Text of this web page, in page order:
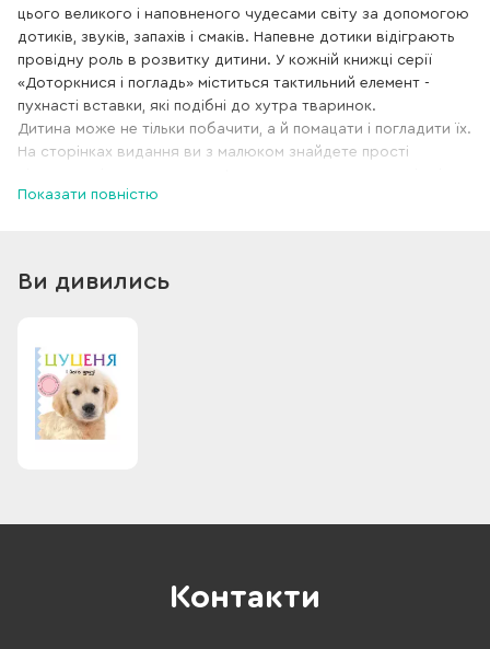
цього великого і наповненого чудесами світу за допомогою
дотиків, звуків, запахів і смаків. Напевне дотики відіграють
провідну роль в розвитку дитини. У кожній книжці серії
«Доторкнися і погладь» міститься тактильний елемент -
пухнасті вставки, які подібні до хутра тваринок.
Дитина може не тільки побачити, а й помацати і погладити їх.
На сторінках видання ви з малюком знайдете прості
завдання для малечі. Час, проведений з цією книгою,
Показати повністю
Ви дивились
Контакти